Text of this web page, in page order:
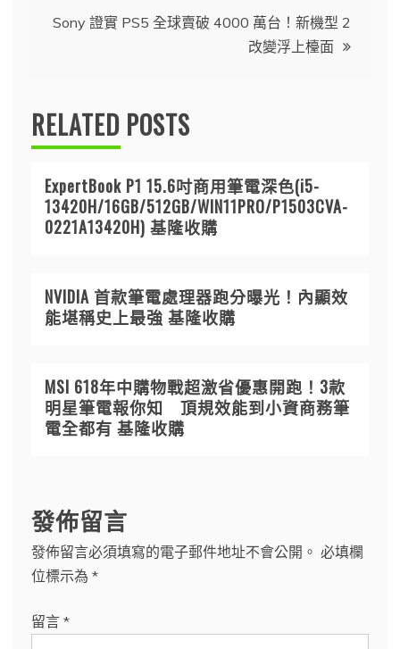
導
Sony 證實 PS5 全球賣破 4000 萬台！新機型 2
改變浮上檯面
RELATED POSTS
ExpertBook P1 15.6吋商用筆電深色(i5-
13420H/16GB/512GB/WIN11PRO/P1503CVA-
0221A13420H) 基隆收購
NVIDIA 首款筆電處理器跑分曝光！內顯效
能堪稱史上最強 基隆收購
MSI 618年中購物戰超激省優惠開跑！3款
明星筆電報你知 頂規效能到小資商務筆
電全都有 基隆收購
發佈留言
發佈留言必須填寫的電子郵件地址不會公開。 必填欄
位標示為 *
留言 *